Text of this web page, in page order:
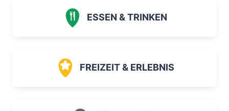
ESSEN & TRINKEN
FREIZEIT & ERLEBNIS